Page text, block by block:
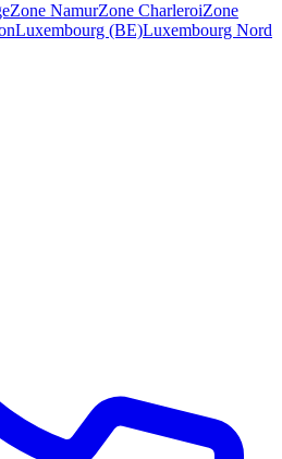
Zone NamurZone CharleroiZone
Luxembourg (BE)Luxembourg Nord